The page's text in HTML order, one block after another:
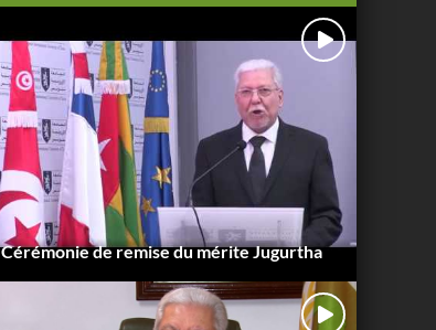
Cérémonie de remise du mérite Jugurtha